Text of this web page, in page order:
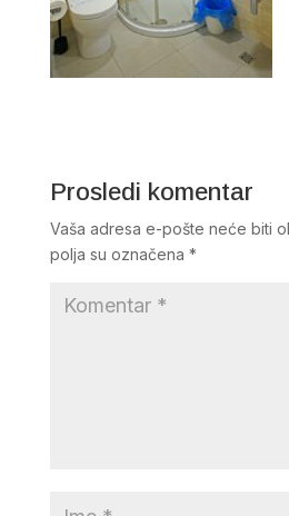
Prosledi komentar
Vaša adresa e-pošte neće biti
polja su označena *